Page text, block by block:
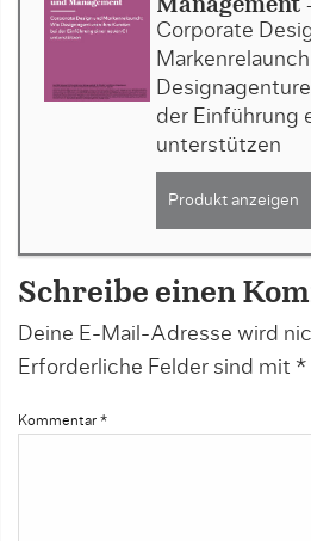
Management
Corporate
der Einführung
unterstützen
Produkt anzeigen
Schreibe einen
Deine E-Mail-Adresse wird
Erforderliche Felder sind mit *
Kommentar *